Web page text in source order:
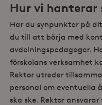
Hur vi hanterar
Har du synpunkter på
du till att börja med
avdelningspedagoger.
förskolans verksamhet
Rektor utreder
personal om eventuella
ska ske. Rektor